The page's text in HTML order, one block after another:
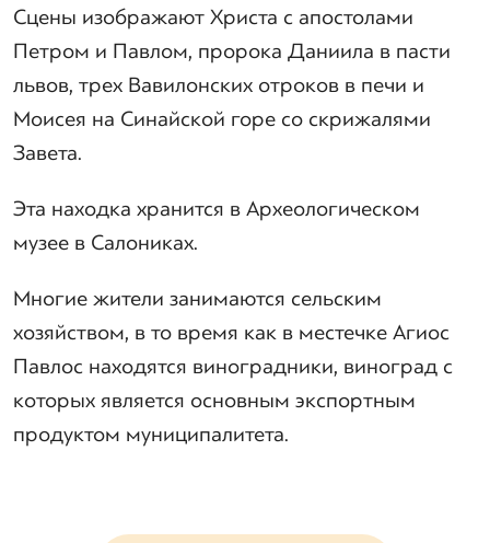
Сцены изображают Христа с апостолами
Петром и Павлом, пророка Даниила в пасти
львов, трех Вавилонских отроков в печи и
Моисея на Синайской горе со скрижалями
Завета.
Эта находка хранится в Археологическом
музее в Салониках.
Многие жители занимаются сельским
хозяйством, в то время как в местечке Агиос
Павлос находятся виноградники, виноград с
которых является основным экспортным
продуктом муниципалитета.